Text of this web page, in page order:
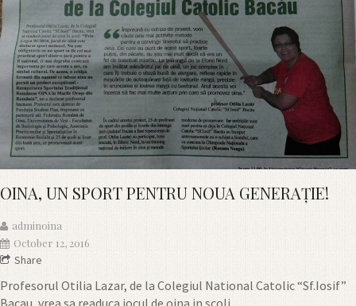
OINA, UN SPORT PENTRU NOUA GENERAȚIE!
adminoina
October 12, 2016
Share
Profesorul Otilia Lazar, de la Colegiul National Catolic “Sf.Iosif”